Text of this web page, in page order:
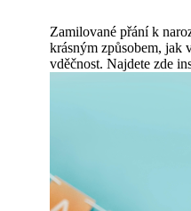
Zamilované přání k
krásným způsobem, jak
vděčnost. Najdete zde